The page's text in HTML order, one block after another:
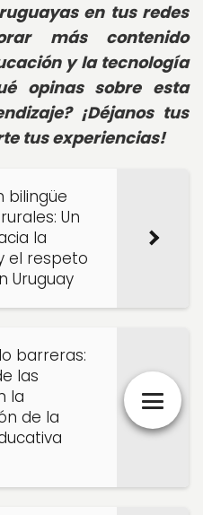
en tus redes
más contenido
y la tecnología
opinas sobre esta
¡Déjanos tus
tus experiencias!
bilingüe
Un
la
el respeto
Uruguay
barreras:
las
la
de la